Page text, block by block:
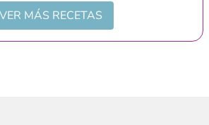
VER MÁS RECETAS